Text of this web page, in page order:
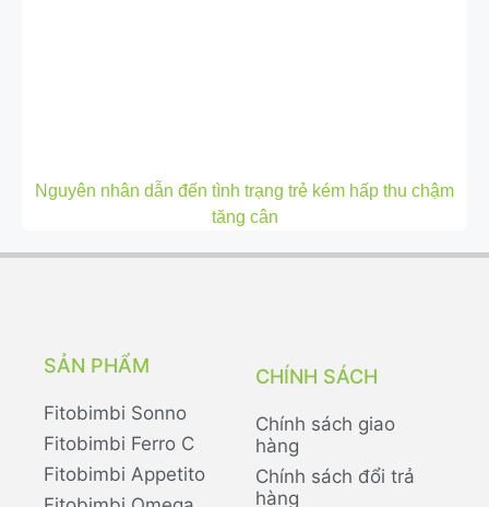
Nguyên nhân dẫn đến tình trạng trẻ kém hấp thu chậm
tăng cân
SẢN PHẨM
Fitobimbi Sonno
Fitobimbi Ferro C
Fitobimbi Appetito
CHÍNH SÁCH
Chính sách giao
hàng
Chính sách đổi trả
hàng